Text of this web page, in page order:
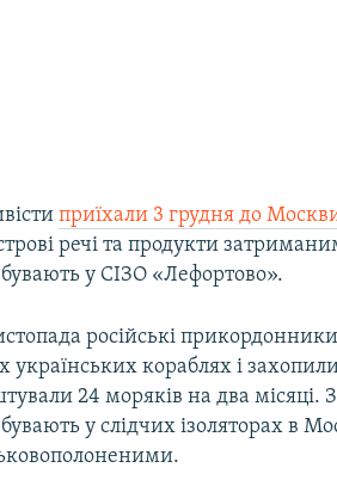
приїхали 3 грудня до
речі та продукти
у СІЗО «Лефортово».
російські
українських кораблях і
24 моряків на два місяці.
у слідчих ізоляторах в